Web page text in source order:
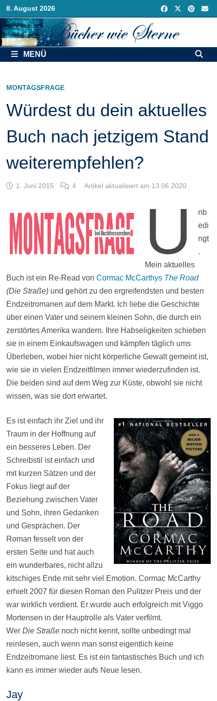
Zurück
zum
Inhalt
8. August 2026
MENÜ
MONTAGSFRAGE
Würdest du dein aktuelles
Buch nach jetzigem Stand
weiterempfehlen?
1. Juni 2015 4 Artikel aktualisiert am 13.06.2020
U
nb
edi
ngt
.
Mein aktuelles
Buch ist ein Re-Read von Cormac McCarthys The Road
(Die Straße)und gehört zu den ergreifendsten und besten
Endzeitromanen auf dem Markt. Ich liebe die Geschichte
über einen Vater und seinem kleinen Sohn, die durch ein
zerstörtes Amerika wandern. Ihre Habseligkeiten schieben
sie in einem Einkaufswagen und kämpfen täglich ums
Überleben, wobei hier nicht körperliche Gewalt gemeint ist,
wie sie in vielen Endzeitfilmen immer wiederzufinden ist.
Die beiden sind auf dem Weg zur Küste, obwohl sie nicht
wissen, was sie dort erwartet.
Es ist einfach ihr Ziel und ihr
Traum in der Hoffnung auf
ein besseres Leben. Der
Schreibstil ist einfach und
mit kurzen Sätzen und der
Fokus liegt auf der
Beziehung zwischen Vater
und Sohn, ihren Gedanken
und Gesprächen. Der
Roman fesselt von der
ersten Seite und hat auch
ein wunderbares, nicht allzu
kitschiges Ende mit sehr viel Emotion. Cormac McCarthy
erhielt 2007 für diesen Roman den Pulitzer Preis und der
war wirklich verdient. Er wurde auch erfolgreich mit Viggo
Mortensen in der Hauptrolle als Vater verfilmt.
Wer Die Straßenoch nicht kennt, sollte unbedingt mal
reinlesen, auch wenn man sonst eigentlich keine
Endzeitromane liest. Es ist ein fantastisches Buch und ich
kann es immer wieder aufs Neue lesen.
Jay